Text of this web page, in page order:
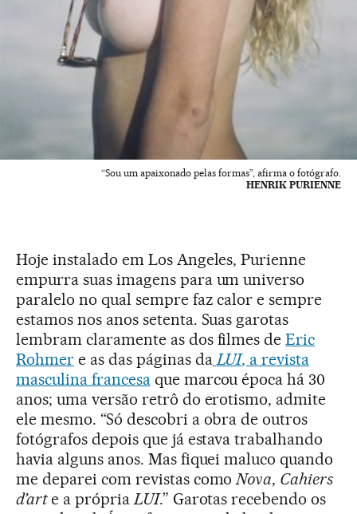
“Sou um apaixonado pelas formas”, afirma o fotógrafo.
HENRIK PURIENNE
Hoje instalado em Los Angeles, Purienne
empurra suas imagens para um universo
paralelo no qual sempre faz calor e sempre
estamos nos anos setenta. Suas garotas
lembram claramente as dos filmes deEric
Rohmere as das páginas da LUI, a revista
masculina francesaque marcou época há 30
anos; uma versão retrô do erotismo, admite
ele mesmo. “Só descobri a obra de outros
fotógrafos depois que já estava trabalhando
havia alguns anos. Mas fiquei maluco quando
me deparei com revistas comoNova, Cahiers
d’arte a própriaLUI.” Garotas recebendo os